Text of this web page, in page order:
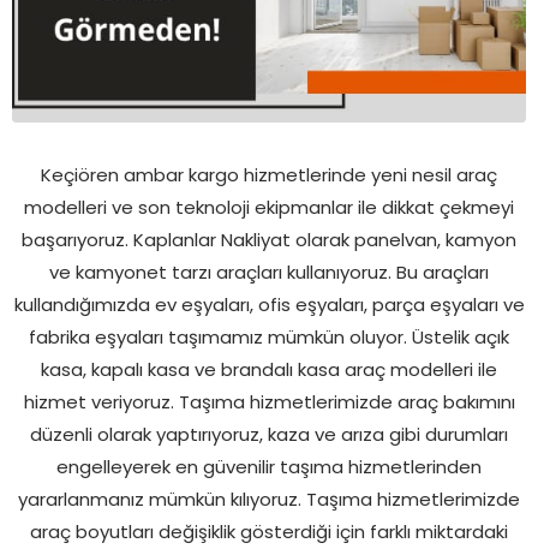
Keçiören ambar kargo hizmetlerinde yeni nesil araç
modelleri ve son teknoloji ekipmanlar ile dikkat çekmeyi
başarıyoruz. Kaplanlar Nakliyat olarak panelvan, kamyon
ve kamyonet tarzı araçları kullanıyoruz. Bu araçları
kullandığımızda ev eşyaları, ofis eşyaları, parça eşyaları ve
fabrika eşyaları taşımamız mümkün oluyor. Üstelik açık
kasa, kapalı kasa ve brandalı kasa araç modelleri ile
hizmet veriyoruz. Taşıma hizmetlerimizde araç bakımını
düzenli olarak yaptırıyoruz, kaza ve arıza gibi durumları
engelleyerek en güvenilir taşıma hizmetlerinden
yararlanmanız mümkün kılıyoruz. Taşıma hizmetlerimizde
araç boyutları değişiklik gösterdiği için farklı miktardaki